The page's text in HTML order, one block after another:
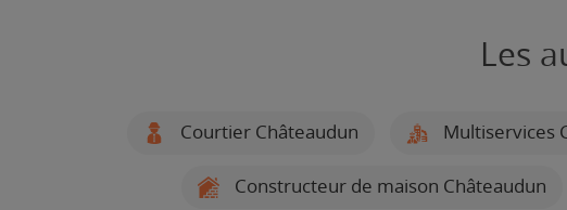
Les
Courtier Châteaudun Multiservices
Constructeur de maison Châteaudun